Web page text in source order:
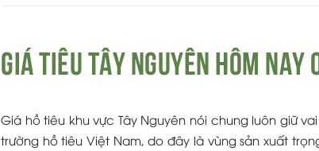
Giá Tiêu tây nguyên hôm
Giá hồ tiêu khu vực Tây Nguyên nói chung luôn giữ
trường hồ tiêu Việt Nam, do đây là vùng sản xuất